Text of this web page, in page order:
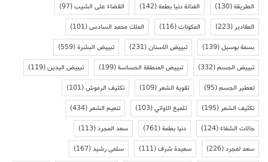
الطريقة(130) الفنانة دنيا بطمة(142) القضاء على الشيب(97)
المقادير(223) المكونات(116) الملك محمد السادس(101)
بسمة بوسيل(139) تبييض الاسنان(231) تبييض البشرة(559)
تبييض الجسم(332) تبييض المنطقة الحساسة(199) تبييض اليدين(119)
تعطير الجسم(95) تقوية الشعر(109) تكثيف الرموش(101)
تكثيف الشعر(195) تلميع الاواني(103) تنعيم الشعر(434)
حالات الشفاء(124) دنيا بطمة(761) سعد المجرد(113)
سعد لمجرد(226) سعيدة شرف(111) سلمى رشيد(167)